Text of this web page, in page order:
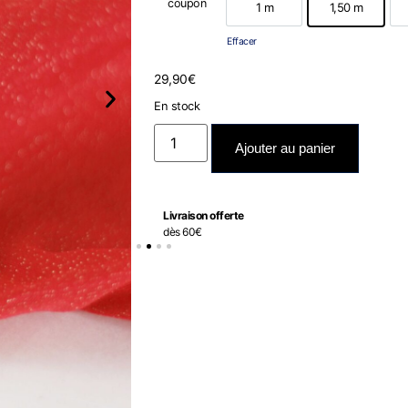
coupon
1 m 1,50 m
Effacer
29,90€
En stock
Ajouter au panier
Livraison offerte
dès 60€